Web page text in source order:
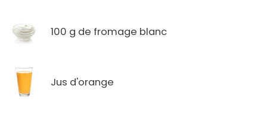
100 g de fromage blanc
Jus d'orange